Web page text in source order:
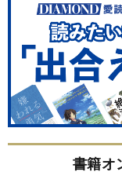
書籍オ